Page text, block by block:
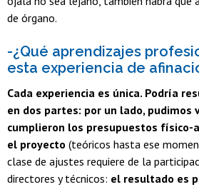
de órgano.
-¿Qué aprendizajes
esta experiencia de
Cada experiencia es única. Podría
en dos partes: por un lado, pudimos
cumplieron los presupuestos físico-
el proyecto (teóricos hasta ese
clase de ajustes requiere de la
directores y técnicos: el resultado es